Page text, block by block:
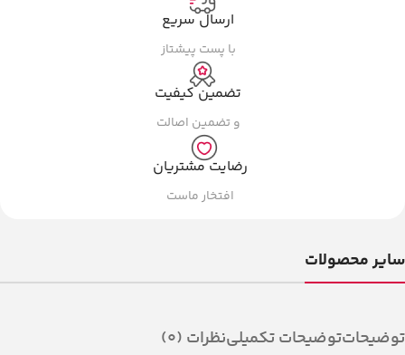
ارسال سریع
با پست پیشتاز
تضمین کیفیت
و تضمین اصالت
رضایت مشتریان
افتخار ماست
سایر محصولات
توضیحاتتوضیحات تکمیلینظرات (0)